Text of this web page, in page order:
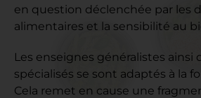
en question déclenchée par les
alimentaires et la sensibilité au
Les enseignes généralistes ainsi
spécialisés se sont adaptés à la
Cela remet en cause une